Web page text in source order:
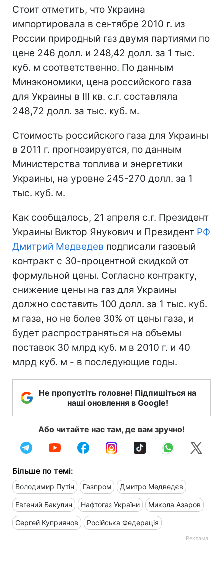
Стоит отметить, что Украина
импортировала в сентябре 2010 г. из
России природный газ двумя партиями по
цене 246 долл. и 248,42 долл. за 1 тыс.
куб. м соответственно. По данным
Минэкономики, цена российского газа
для Украины в ІІІ кв. с.г. составляла
248,72 долл. за тыс. куб. м.
Стоимость российского газа для Украины
в 2011 г. прогнозируется, по данным
Министерства топлива и энергетики
Украины, на уровне 245-270 долл. за 1
тыс. куб. м.
Как сообщалось, 21 апреля с.г. Президент
Украины Виктор Янукович и Президент РФ
Дмитрий Медведев подписали газовый
контракт с 30-процентной скидкой от
формульной цены. Согласно контракту,
снижение цены на газ для Украины
должно составить 100 долл. за 1 тыс. куб.
м газа, но не более 30% от цены газа, и
будет распространяться на объемы
поставок 30 млрд куб. м в 2010 г. и 40
млрд куб. м - в последующие годы.
Не пропустіть головне! Підпишіться на
наші оновлення в Google!
Або читайте нас там, де вам зручно!
Більше по темі:
Володимир Путін Газпром Дмитро Медведєв
Евгений Бакулин Нафтогаз України Микола Азаров
Сергей Куприянов Російська Федерація